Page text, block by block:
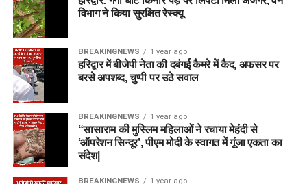
विभाग ने किया सुरक्षित रेस्क्यू
BREAKINGNEWS 1 year ago
हरिद्वार में बीजेपी नेता की दबंगई कैमरे में कैद, अफसर पर
बरसे अपशब्द, चुप्पी पर उठे सवाल
BREAKINGNEWS 1 year ago
“सासाराम की मुस्लिम महिलाओं ने रचाया मेहंदी से
‘ऑपरेशन सिन्दूर’, पीएम मोदी के स्वागत में गूंजा एकता का
संदेश|
BREAKINGNEWS 1 year ago